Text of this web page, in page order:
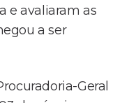
e avaliaram as
a ser
Geral